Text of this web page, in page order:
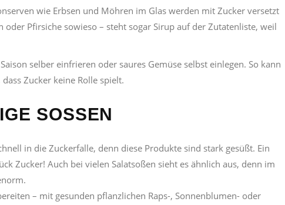
wie Erbsen und Möhren im Glas werden mit Zucker versetzt
Pfirsiche sowieso – steht sogar Sirup auf der Zutatenliste, weil
selber einfrieren oder saures Gemüse selbst einlegen. So kann
Zucker keine Rolle spielt.
SOSSEN
in die Zuckerfalle, denn diese Produkte sind stark gesüßt. Ein
Zucker! Auch bei vielen Salatsoßen sieht es ähnlich aus, denn im
– mit gesunden pflanzlichen Raps-, Sonnenblumen- oder